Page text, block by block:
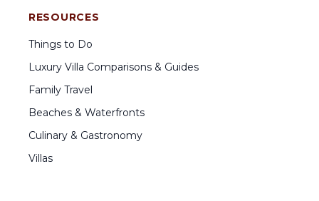
RESOURCES
Things to Do
Luxury Villa Comparisons & Guides
Family Travel
Beaches & Waterfronts
Culinary & Gastronomy
Villas